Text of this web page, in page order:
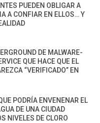
PUEDEN OBLIGAR A
A CONFIAR EN ELLOS… Y
DE MALWARE-
QUE HACE QUE EL
“VERIFICADO” EN
PODRÍA ENVENENAR EL
DE UNA CIUDAD
NIVELES DE CLORO